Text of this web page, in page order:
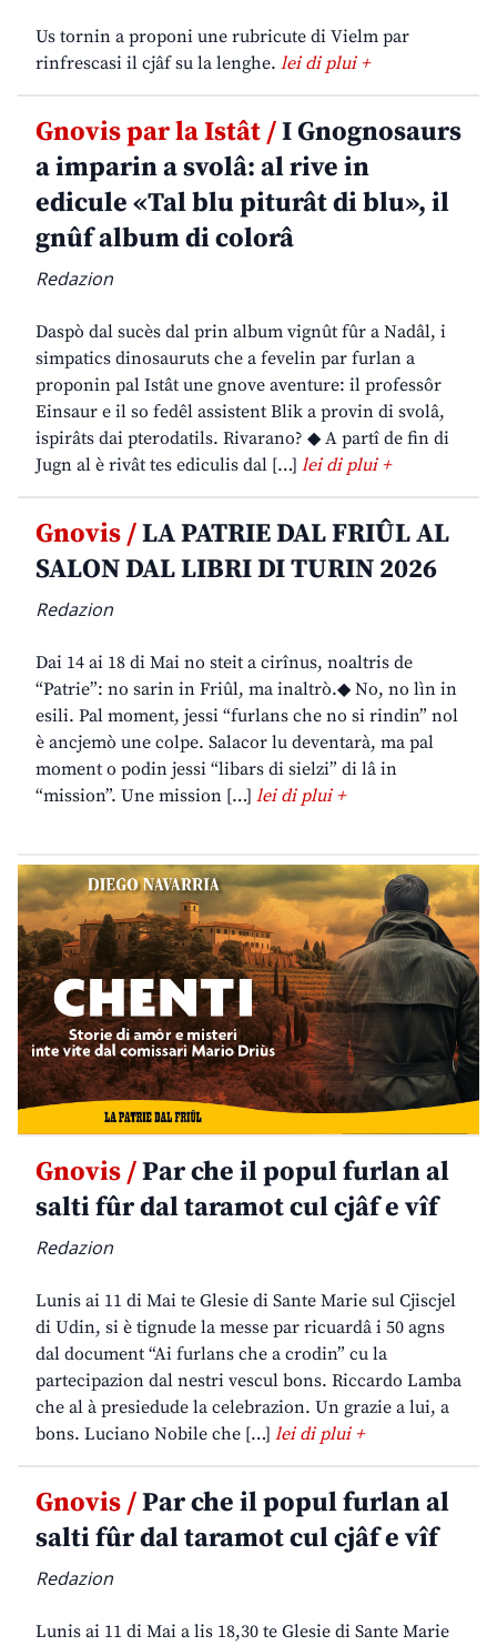
Us tornin a proponi une rubricute di Vielm par
rinfrescasi il cjâf su la lenghe. lei di plui +
Gnovis par la Istât /I Gnognosaurs
a imparin a svolâ: al rive in
edicule «Tal blu piturât di blu», il
gnûf album di colorâ
Redazion
Daspò dal sucès dal prin album vignût fûr a Nadâl, i
simpatics dinosauruts che a fevelin par furlan a
proponin pal Istât une gnove aventure: il professôr
Einsaur e il so fedêl assistent Blik a provin di svolâ,
ispirâts dai pterodatils. Rivarano? ◆ A partî de fin di
Jugn al è rivât tes ediculis dal […] lei di plui +
Gnovis /LA PATRIE DAL FRIÛL AL
SALON DAL LIBRI DI TURIN 2026
Redazion
Dai 14 ai 18 di Mai no steit a cirînus, noaltris de
“Patrie”: no sarin in Friûl, ma inaltrò.◆ No, no lìn in
esili. Pal moment, jessi “furlans che no si rindin” nol
è ancjemò une colpe. Salacor lu deventarà, ma pal
moment o podin jessi “libars di sielzi” di lâ in
“mission”. Une mission […] lei di plui +
Gnovis /Par che il popul furlan al
salti fûr dal taramot cul cjâf e vîf
Redazion
Lunis ai 11 di Mai te Glesie di Sante Marie sul Cjiscjel
di Udin, si è tignude la messe par ricuardâ i 50 agns
dal document “Ai furlans che a crodin” cu la
partecipazion dal nestri vescul bons. Riccardo Lamba
che al à presiedude la celebrazion. Un grazie a lui, a
bons. Luciano Nobile che […] lei di plui +
Gnovis /Par che il popul furlan al
salti fûr dal taramot cul cjâf e vîf
Redazion
Lunis ai 11 di Mai a lis 18,30 te Glesie di Sante Marie